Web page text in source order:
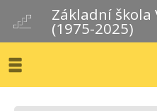
Základní škola
(1975-2025)